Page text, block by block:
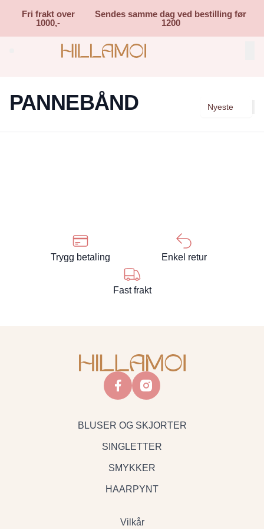
Fri frakt over
1000,-
Sendes samme dag ved bestilling før
1200
Search (⌘K)
PANNEBÅND Nyeste
Trygg betaling Enkel retur
Fast frakt
facebookinstagram
BLUSER OG SKJORTER
SINGLETTER
SMYKKER
HAARPYNT
Vilkår